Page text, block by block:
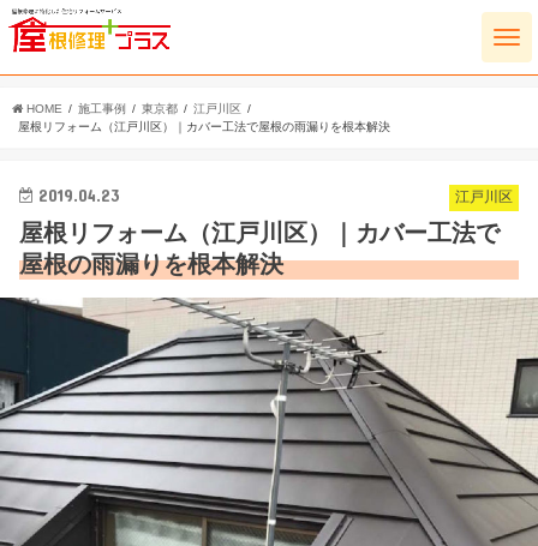
HOME 施工事例 東京都
江戸川区
屋根リフォーム（江戸川区）｜カバー工法で屋根の雨漏りを根本解決
江戸川区
2019.04.23
屋根リフォーム（江戸川区）｜カバー工法で
屋根の雨漏りを根本解決